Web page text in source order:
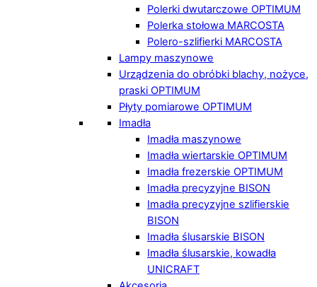
Polerki dwutarczowe OPTIMUM
Polerka stołowa MARCOSTA
Polero-szlifierki MARCOSTA
Lampy maszynowe
Urządzenia do obróbki blachy, nożyce,
praski OPTIMUM
Płyty pomiarowe OPTIMUM
Imadła
Imadła maszynowe
Imadła wiertarskie OPTIMUM
Imadła frezerskie OPTIMUM
Imadła precyzyjne BISON
Imadła precyzyjne szlifierskie
BISON
Imadła ślusarskie BISON
Imadła ślusarskie, kowadła
UNICRAFT